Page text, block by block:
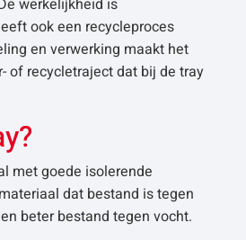
werkelijkheid is
ook een recycleproces
en verwerking maakt het
of recycletraject dat bij de tray
met goede isolerende
dat bestand is tegen
beter bestand tegen vocht.